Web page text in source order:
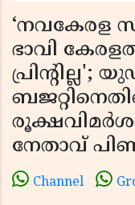
‘നവകേരള
ഭാവി
പ്രിൻ്റില്ല';
നേതാവ്
Channel